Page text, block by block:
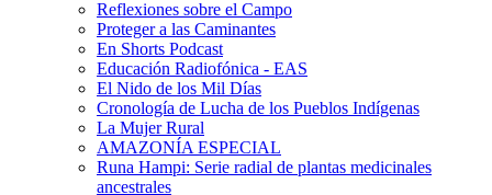
Reflexiones sobre el Campo
Proteger a las Caminantes
En Shorts Podcast
Educación Radiofónica - EAS
El Nido de los Mil Días
Cronología de Lucha de los Pueblos Indígenas
La Mujer Rural
AMAZONÍA ESPECIAL
Runa Hampi: Serie radial de plantas medicinales
ancestrales